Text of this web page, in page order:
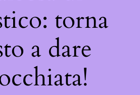
torna
a dare